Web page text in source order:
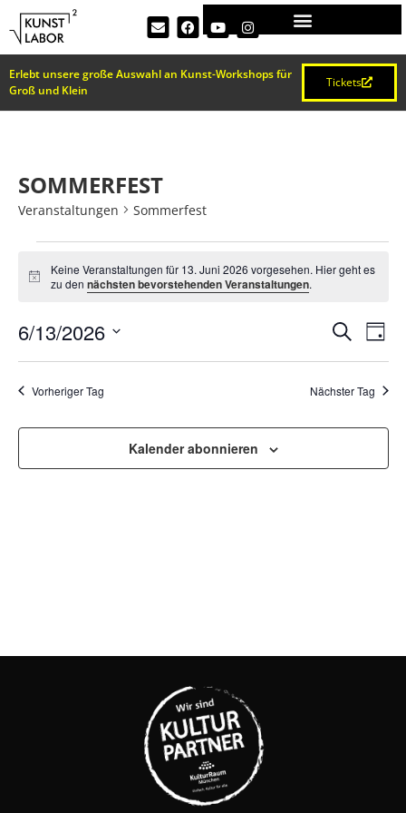
Erlebt unsere große Auswahl an Kunst-Workshops für
Groß und Klein
Tickets
SOMMERFEST
Veranstaltungen Sommerfest
Hinweis
Keine Veranstaltungen für 13. Juni 2026 vorgesehen. Hier geht es
zu den nächsten bevorstehenden Veranstaltungen.
UND
SucheTag
6/13/2026
wählen.
Vorheriger Tag Nächster Tag
Kalender abonnieren